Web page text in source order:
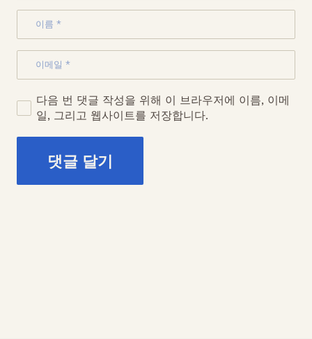
다음 번 댓글 작성을 위해 이 브라우저에 이름, 이메
일, 그리고 웹사이트를 저장합니다.
댓글 달기